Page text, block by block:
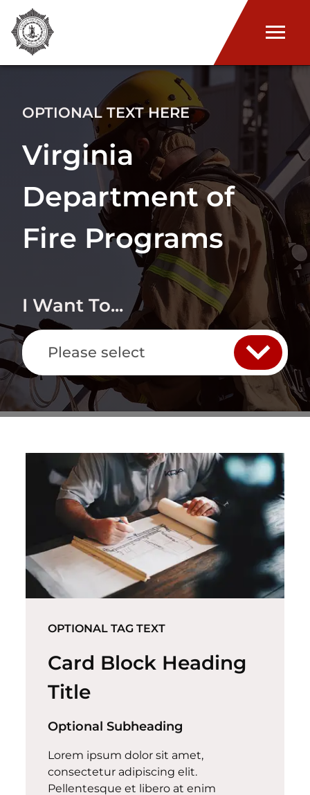
OPTIONAL TEXT HERE
Virginia
Department of
Fire Programs
I Want To...
Please select
OPTIONAL TAG TEXT
Card Block Heading
Title
Optional Subheading
Lorem ipsum dolor sit amet,
consectetur adipiscing elit.
Pellentesque et libero at enim